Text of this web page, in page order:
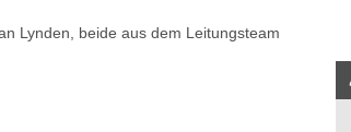
Lynden, beide aus dem Leitungsteam